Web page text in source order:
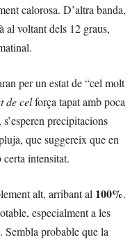
calorosa. D’altra banda,
al voltant dels 12 graus,
per un estat de “cel molt
de celforça tapat amb poca
precipitacions
que suggereix que en
intensitat.
alt, arribant al 100%.
especialment a les
Sembla probable que la